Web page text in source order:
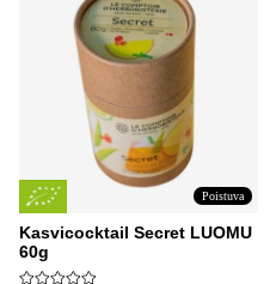
Poistuva
Kasvicocktail Secret LUOMU
60g